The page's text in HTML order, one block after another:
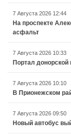
7 Августа 2026 12:44
На проспекте
асфальт
7 Августа 2026 10:33
Портал
7 Августа 2026 10:10
В Прионежском
7 Августа 2026 09:50
Новый автобус